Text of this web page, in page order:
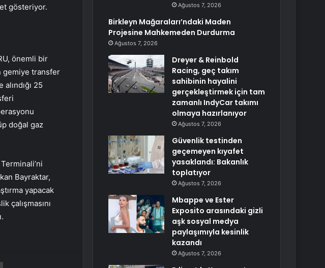
gösteriyor.
önemli bir
gemiye transfer
25
doğal gaz
Bayraktar,
yapacak
çalışmasını
Yazdır
Ağustos 7, 2026
Birkleyn Mağaraları’ndaki Maden
Projesine Mahkemeden Durdurma
Ağustos 7, 2026
Dreyer & Reinbold
Racing, geç takım
sahibinin hayalini
gerçekleştirmek için tam
zamanlı IndyCar takımı
olmaya hazırlanıyor
Ağustos 7, 2026
Güvenlik testinden
geçemeyen kıyafet
yasaklandı: Bakanlık
toplatıyor
Ağustos 7, 2026
Mbappe ve Ester
Exposito arasındaki gizli
aşk sosyal medya
paylaşımıyla kesinlik
kazandı
Ağustos 7, 2026